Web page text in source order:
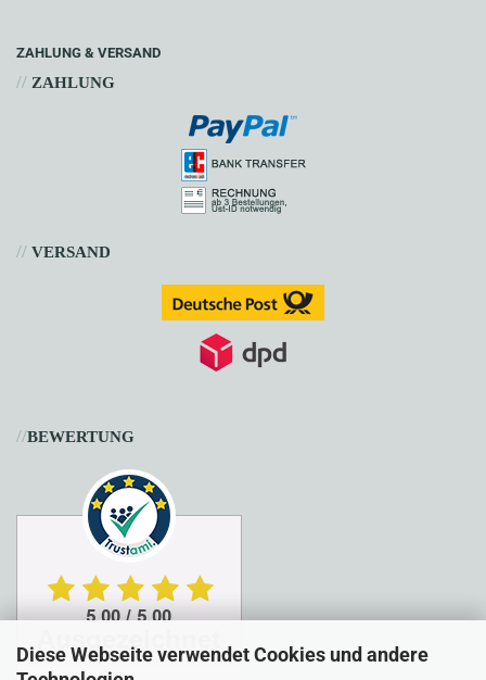
Diese Webseite verwendet Cookies und andere
ZAHLUNG & VERSAND
// ZAHLUNG
// VERSAND
//BEWERTUNG